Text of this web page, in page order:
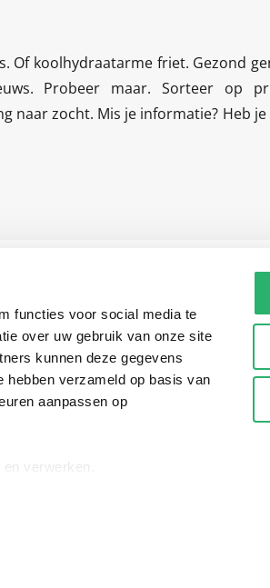
functies voor social media te
over uw gebruik van onze site
kunnen deze gegevens
hebben verzameld op basis van
aanpassen op
verwerken.
koolhydraatarme friet. Gezond
Probeer maar. Sorteer op
naar zocht. Mis je informatie? Heb je